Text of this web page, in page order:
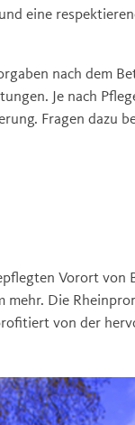
eine
nach dem
Je nach
Fragen dazu
Vorort von
Die
von der